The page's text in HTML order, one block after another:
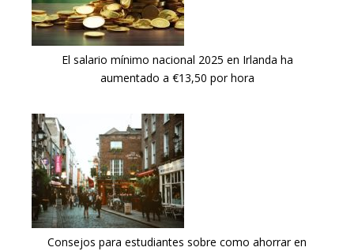
El salario mínimo nacional 2025 en Irlanda ha
aumentado a €13,50 por hora
Consejos para estudiantes sobre como ahorrar en